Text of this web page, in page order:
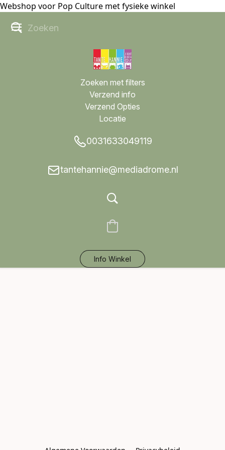
Webshop voor Pop Culture met fysieke winkel
Zoeken met filters
Verzend info
Verzend Opties
Locatie
0031633049119
tantehannie@mediadrome.nl
Info Winkel